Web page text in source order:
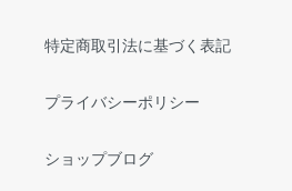
特定商取引法に基づく表記
プライバシーポリシー
ショップブログ